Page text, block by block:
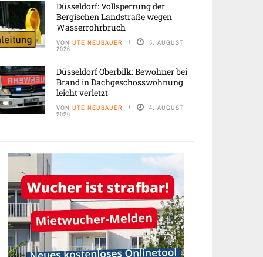
Düsseldorf: Vollsperrung der
Bergischen Landstraße wegen
Wasserrohrbruch
VON UTE NEUBAUER 5. AUGUST
2026
Düsseldorf Oberbilk: Bewohner bei
Brand in Dachgeschosswohnung
leicht verletzt
VON UTE NEUBAUER 4. AUGUST
2026